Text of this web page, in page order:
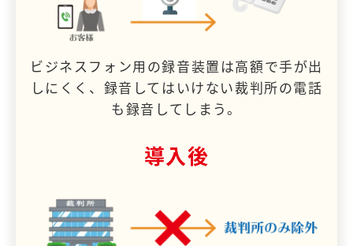
ビジネスフォン用の録音装置は高額で手が出
しにくく、録音してはいけない裁判所の電話
も録音してしまう。
導入後